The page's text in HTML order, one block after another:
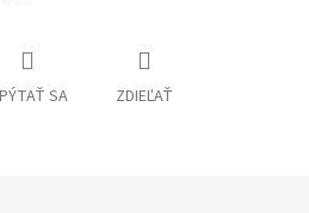
SA ZDIEĽAŤ